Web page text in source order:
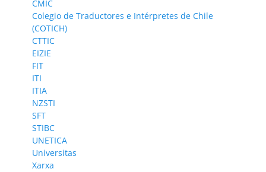
CMIC
Colegio de Traductores e Intérpretes de Chile
(COTICH)
CTTIC
EIZIE
FIT
ITI
ITIA
NZSTI
SFT
STIBC
UNETICA
Universitas
Xarxa